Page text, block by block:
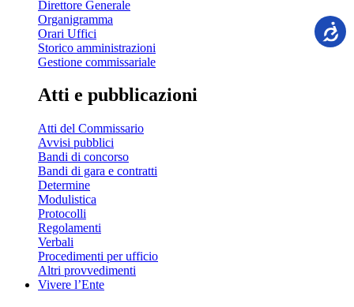
Direttore Generale
Organigramma
Orari Uffici
Storico amministrazioni
Gestione commissariale
Atti e pubblicazioni
Atti del Commissario
Avvisi pubblici
Bandi di concorso
Bandi di gara e contratti
Determine
Modulistica
Protocolli
Regolamenti
Verbali
Procedimenti per ufficio
Altri provvedimenti
Vivere l’Ente